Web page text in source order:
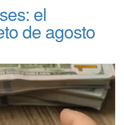
el
de agosto